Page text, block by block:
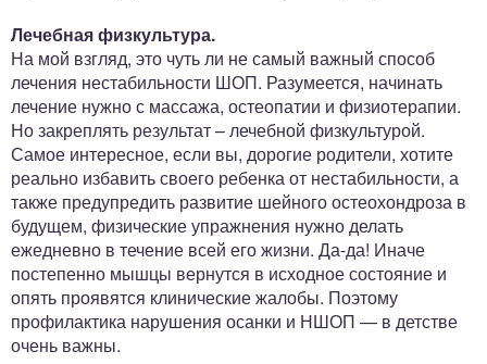
Лечебная физкультура.
На мой взгляд, это чуть ли не самый важный способ
лечения нестабильности ШОП. Разумеется, начинать
лечение нужно с массажа, остеопатии и физиотерапии.
Но закреплять результат – лечебной физкультурой.
Самое интересное, если вы, дорогие родители, хотите
реально избавить своего ребенка от нестабильности, а
также предупредить развитие шейного остеохондроза в
будущем, физические упражнения нужно делать
ежедневно в течение всей его жизни. Да-да! Иначе
постепенно мышцы вернутся в исходное состояние и
опять проявятся клинические жалобы. Поэтому
профилактика нарушения осанки и НШОП — в детстве
очень важны.